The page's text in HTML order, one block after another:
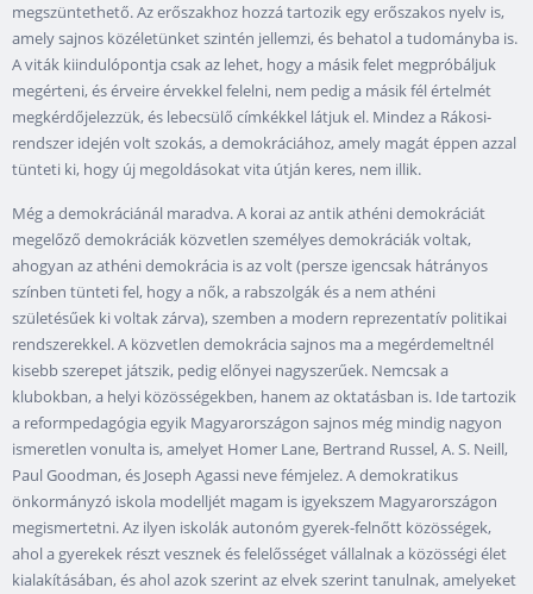
megszüntethető. Az erőszakhoz hozzá tartozik egy erőszakos nyelv is,
amely sajnos közéletünket szintén jellemzi, és behatol a tudományba is.
A viták kiindulópontja csak az lehet, hogy a másik felet megpróbáljuk
megérteni, és érveire érvekkel felelni, nem pedig a másik fél értelmét
megkérdőjelezzük, és lebecsülő címkékkel látjuk el. Mindez a Rákosi-
rendszer idején volt szokás, a demokráciához, amely magát éppen azzal
tünteti ki, hogy új megoldásokat vita útján keres, nem illik.
Még a demokráciánál maradva. A korai az antik athéni demokráciát
megelőző demokráciák közvetlen személyes demokráciák voltak,
ahogyan az athéni demokrácia is az volt (persze igencsak hátrányos
színben tünteti fel, hogy a nők, a rabszolgák és a nem athéni
születésűek ki voltak zárva), szemben a modern reprezentatív politikai
rendszerekkel. A közvetlen demokrácia sajnos ma a megérdemeltnél
kisebb szerepet játszik, pedig előnyei nagyszerűek. Nemcsak a
klubokban, a helyi közösségekben, hanem az oktatásban is. Ide tartozik
a reformpedagógia egyik Magyarországon sajnos még mindig nagyon
ismeretlen vonulta is, amelyet Homer Lane, Bertrand Russel, A. S. Neill,
Paul Goodman, és Joseph Agassi neve fémjelez. A demokratikus
önkormányzó iskola modelljét magam is igyekszem Magyarországon
megismertetni. Az ilyen iskolák autonóm gyerek-felnőtt közösségek,
ahol a gyerekek részt vesznek és felelősséget vállalnak a közösségi élet
kialakításában, és ahol azok szerint az elvek szerint tanulnak, amelyeket